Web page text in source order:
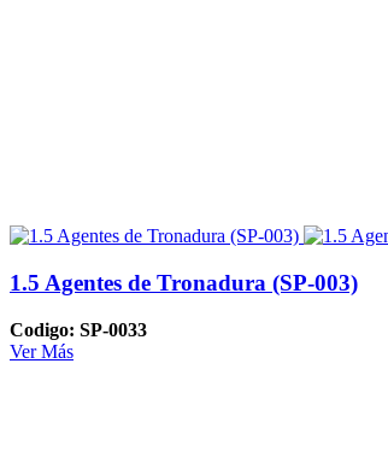
1.5 Agentes de Tronadura (SP-003)
Codigo: SP-0033
Ver Más